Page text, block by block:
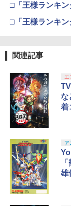
□「王様ランキ
□「王様ランキ
関連記事
エ
な
着
ア
雄